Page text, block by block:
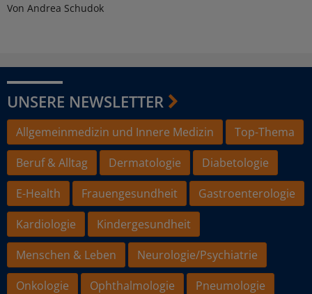
Von Andrea Schudok
UNSERE NEWSLETTER
Allgemeinmedizin und Innere Medizin
Top-Thema
Beruf & Alltag
Dermatologie
Diabetologie
E-Health
Frauengesundheit
Gastroenterologie
Kardiologie
Kindergesundheit
Menschen & Leben
Neurologie/Psychiatrie
Onkologie
Ophthalmologie
Pneumologie